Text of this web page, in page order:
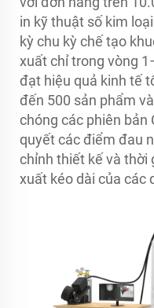
in kỹ thuật số kim
kỳ chu kỳ chế tạo
xuất chỉ trong vòng
đạt hiệu quả kinh tế
đến 500 sản phẩm
chóng các phiên bản
quyết các điểm đau
chỉnh thiết kế và thời
xuất kéo dài của các